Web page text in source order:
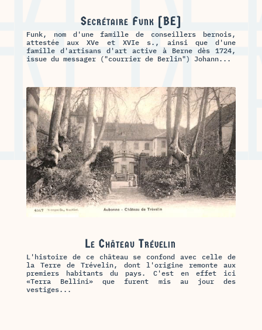
Secrétaire Funk [BE]
Funk, nom d'une famille de conseillers bernois,
attestée aux XVe et XVIe s., ainsi que d'une
famille d'artisans d'art active à Berne dès 1724,
issue du messager ("courrier de Berlin") Johann...
Le Château Trévelin
L'histoire de ce château se confond avec celle de
la Terre de Trévelin, dont l'origine remonte aux
premiers habitants du pays. C'est en effet ici
«Terra Bellini» que furent mis au jour des
vestiges...